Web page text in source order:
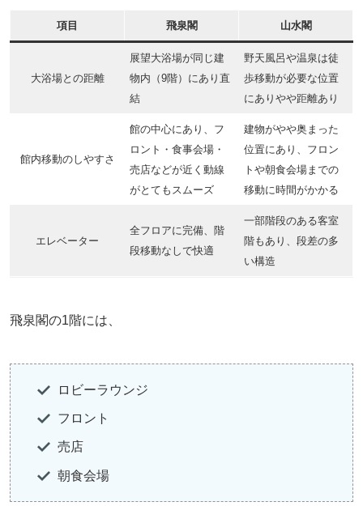
項目 飛泉閣 山水閣
大浴場との距離
展望大浴場が同じ建
物内（9階）にあり直
結
野天風呂や温泉は徒
歩移動が必要な位置
にありやや距離あり
館内移動のしやすさ
館の中心にあり、フ
ロント・食事会場・
売店などが近く動線
がとてもスムーズ
建物がやや奥まった
位置にあり、フロン
トや朝食会場までの
移動に時間がかかる
エレベーター
全フロアに完備、階
段移動なしで快適
一部階段のある客室
階もあり、段差の多
い構造
飛泉閣の1階には、
ロビーラウンジ
フロント
売店
朝食会場